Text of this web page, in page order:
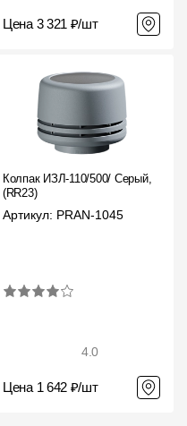
Цена 3 321 ₽/шт
Колпак ИЗЛ-110/500/ Серый,
(RR23)
Артикул: PRAN-1045
4.0
Цена 1 642 ₽/шт